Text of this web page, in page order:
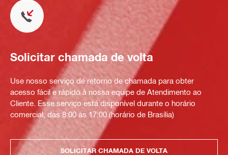
Solicitar chamada de volta
Use nosso serviço de retorno de chamada para obter
acesso fácil e rápido à nossa equipe de Atendimento ao
Cliente. Esse serviço está disponível durante o horário
comercial, das 8:00 às 17:00 (horário de Brasília)
SOLICITAR CHAMADA DE VOLTA